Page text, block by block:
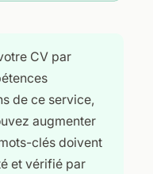
CV par
de ce service,
augmenter
clés doivent
et vérifié par